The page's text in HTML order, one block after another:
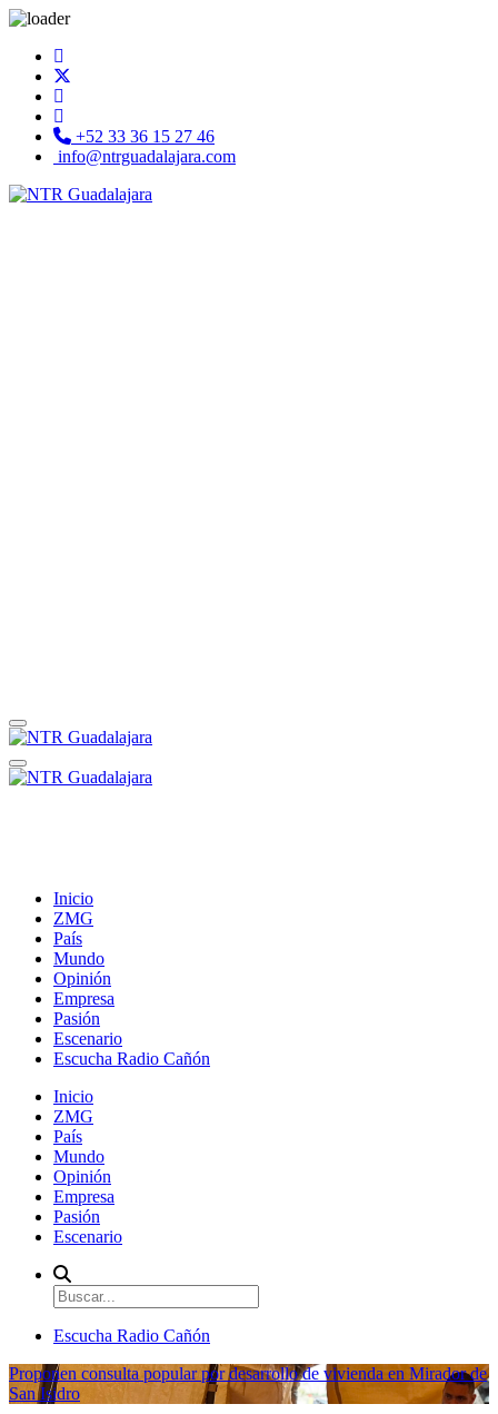
+52 33 36 15 27 46
info@ntrguadalajara.com
Inicio
ZMG
País
Mundo
Opinión
Empresa
Pasión
Escenario
Escucha Radio Cañón
Inicio
ZMG
País
Mundo
Opinión
Empresa
Pasión
Escenario
Escucha Radio Cañón
Proponen consulta popular por desarrollo de vivienda en Mirador de
San Isidro